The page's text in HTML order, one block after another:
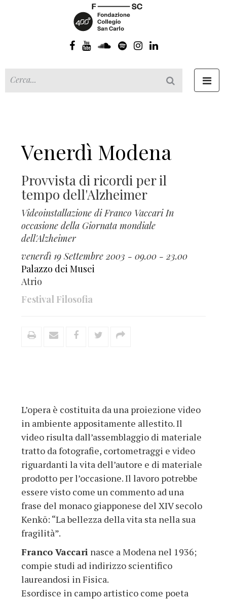
Venerdì Modena
Provvista di ricordi per il
tempo dell'Alzheimer
Videoinstallazione di Franco Vaccari In
occasione della Giornata mondiale
dell'Alzheimer
venerdì 19 Settembre 2003 - 09.00 - 23.00
Palazzo dei Musei
Atrio
Festival Filosofia
L’opera è costituita da una proiezione video
in ambiente appositamente allestito. Il
video risulta dall’assemblaggio di materiale
tratto da fotografie, cortometraggi e video
riguardanti la vita dell’autore e di materiale
prodotto per l’occasione. Il lavoro potrebbe
essere visto come un commento ad una
frase del monaco giapponese del XIV secolo
Kenkō­: “La bellezza della vita sta nella sua
fragilità”.
Franco Vaccari nasce a Modena nel 1936;
compie studi ad indirizzo scientifico
laureandosi in Fisica.
Esordisce in campo artistico come poeta